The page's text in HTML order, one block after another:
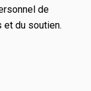
de
et du soutien.